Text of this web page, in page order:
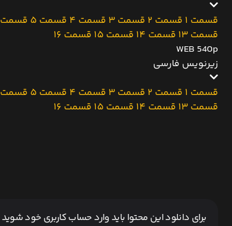
قسمت 1 قسمت 2 قسمت 3 قسمت 4 قسمت 5 قسمت 6
قسمت 13
قسمت 14 قسمت 15
قسمت 16
WEB 540p
زیرنویس فارسی
قسمت 1 قسمت 2 قسمت 3 قسمت 4 قسمت 5 قسمت 6
قسمت 13
قسمت 14 قسمت 15
قسمت 16
برای دانلود این محتوا باید وارد حساب کاربری خود شوید